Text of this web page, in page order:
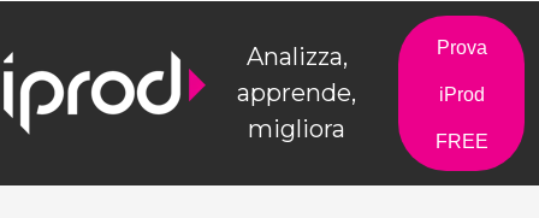
Analizza,
apprende,
migliora
Prova
iProd
FREE